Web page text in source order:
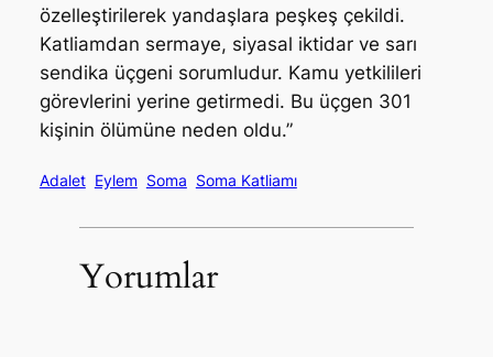
özelleştirilerek yandaşlara peşkeş çekildi.
Katliamdan sermaye, siyasal iktidar ve sarı
sendika üçgeni sorumludur. Kamu yetkilileri
görevlerini yerine getirmedi. Bu üçgen 301
kişinin ölümüne neden oldu.”
Adalet Eylem Soma Soma Katliamı
Yorumlar